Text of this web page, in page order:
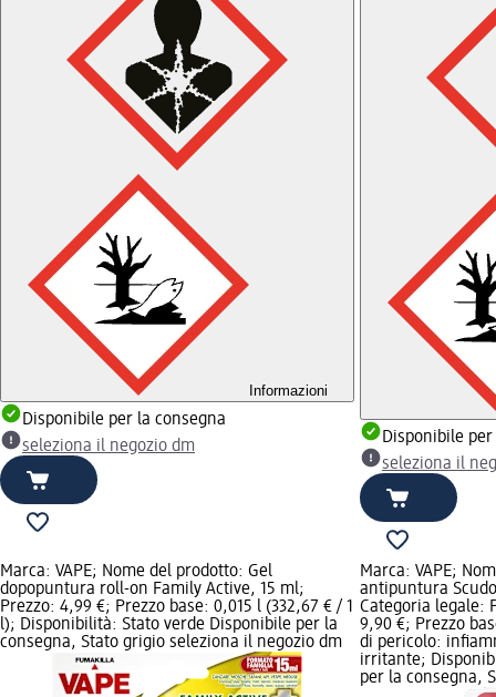
Informazioni
Disponibile per la consegna
seleziona il negozio dm
Disponibile
seleziona il
Marca: VAPE; Nome del prodotto: Gel
dopopuntura roll-on Family Active, 15 ml;
Prezzo: 4,99 €; Prezzo base: 0,015 l (332,67 € / 1
l); Disponibilità: Stato verde Disponibile per la
consegna, Stato grigio seleziona il negozio dm
Marca: VAPE;
antipuntura
Categoria legale:
9,90 €; Prezzo
di pericolo:
irritante;
per la consegna,